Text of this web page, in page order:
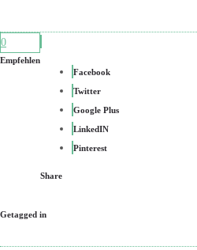
0
Empfehlen
Facebook
Twitter
Google Plus
LinkedIN
Pinterest
Share
Getagged in